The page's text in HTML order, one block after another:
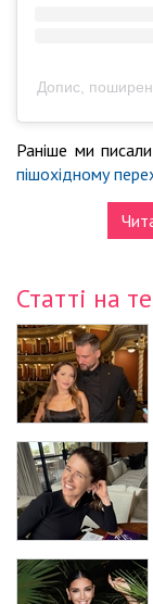
Допис,
Раніше ми
пішохідному
Статті на